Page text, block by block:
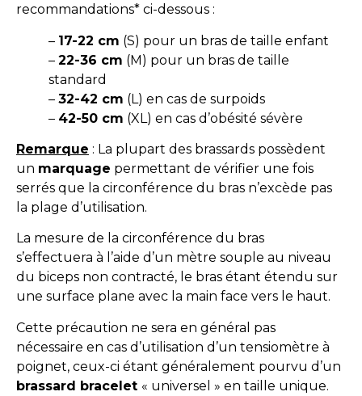
recommandations* ci-dessous :
– 17-22 cm (S) pour un bras de taille enfant
– 22-36 cm (M) pour un bras de taille
standard
– 32-42 cm (L) en cas de surpoids
– 42-50 cm (XL) en cas d’obésité sévère
Remarque : La plupart des brassards possèdent
un marquage permettant de vérifier une fois
serrés que la circonférence du bras n’excède pas
la plage d’utilisation.
La mesure de la circonférence du bras
s’effectuera à l’aide d’un mètre souple au niveau
du biceps non contracté, le bras étant étendu sur
une surface plane avec la main face vers le haut.
Cette précaution ne sera en général pas
nécessaire en cas d’utilisation d’un tensiomètre à
poignet, ceux-ci étant généralement pourvu d’un
brassard bracelet « universel » en taille unique.